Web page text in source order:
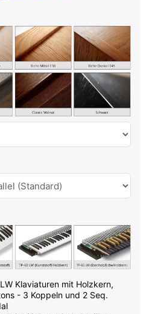
Klaviaturen mit Holzkern,
- 3 Koppeln und 2 Seq.